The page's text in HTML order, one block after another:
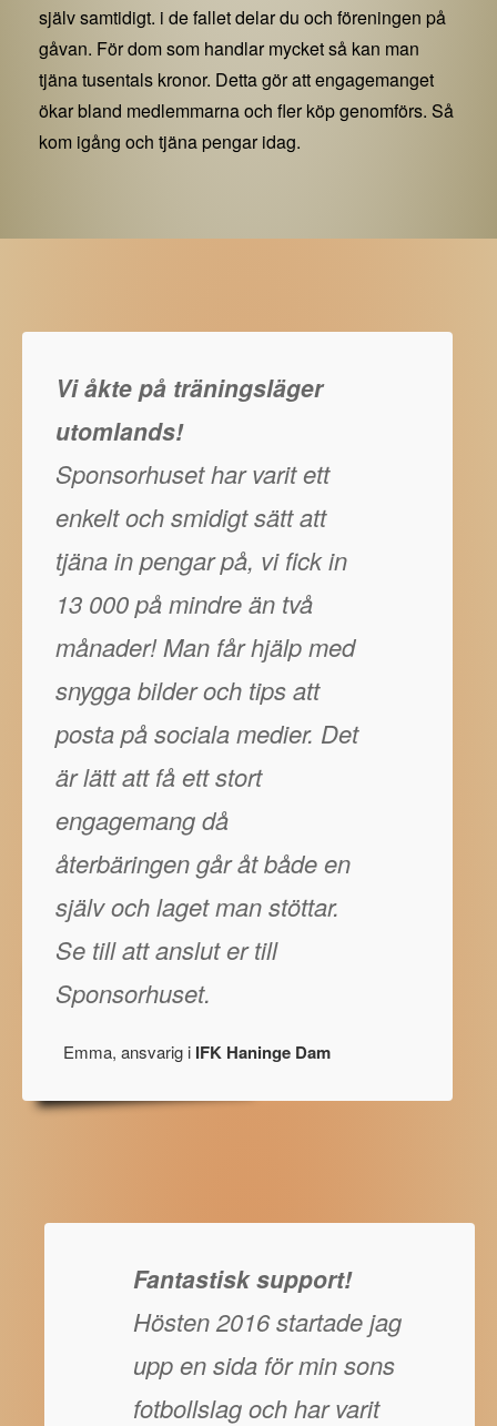
själv samtidigt. i de fallet delar du och föreningen på
gåvan. För dom som handlar mycket så kan man
tjäna tusentals kronor. Detta gör att engagemanget
ökar bland medlemmarna och fler köp genomförs. Så
kom igång och tjäna pengar idag.
Vi åkte på träningsläger
utomlands!
Sponsorhuset har varit ett
enkelt och smidigt sätt att
tjäna in pengar på, vi fick in
13 000 på mindre än två
månader! Man får hjälp med
snygga bilder och tips att
posta på sociala medier. Det
är lätt att få ett stort
engagemang då
återbäringen går åt både en
själv och laget man stöttar.
Se till att anslut er till
Sponsorhuset.
Emma, ansvarig i IFK Haninge Dam
Fantastisk support!
Hösten 2016 startade jag
upp en sida för min sons
fotbollslag och har varit